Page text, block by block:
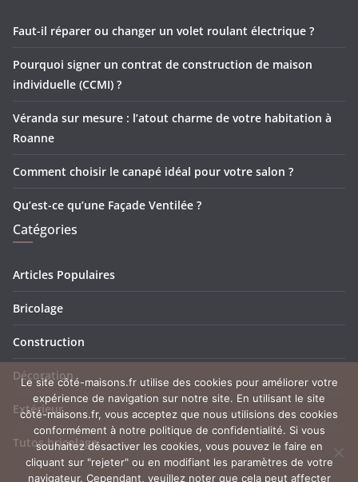
Faut-il réparer ou changer un volet roulant électrique ?
Pourquoi signer un contrat de construction de maison
individuelle (CCMI) ?
Véranda sur mesure : l’atout charme de votre habitation à
Roanne
Comment choisir le canapé idéal pour votre salon ?
Qu’est-ce qu’une Façade Ventilée ?
Catégories
Articles Populaires
Bricolage
Construction
Décoration
Extérieur
Tutos bricolage
Le site côté-maisons.fr utilise des cookies pour améliorer votre
expérience de navigation sur notre site. En utilisant le site
côté-maisons.fr, vous acceptez que nous utilisions des cookies
conformément à notre politique de confidentialité. Si vous
souhaitez désactiver les cookies, vous pouvez le faire en
cliquant sur "rejeter" ou en modifiant les paramètres de votre
navigateur. Cependant, veuillez noter que cela peut affecter